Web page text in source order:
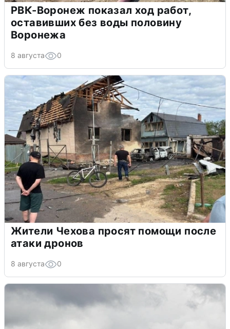
РВК-Воронеж показал ход работ,
оставивших без воды половину
Воронежа
8 августа 0
Жители Чехова просят помощи после
атаки дронов
8 августа 0